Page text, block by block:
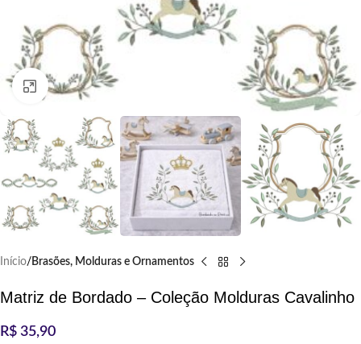
Clique para ampliar
Início Brasões, Molduras e Ornamentos
Matriz de Bordado – Coleção Molduras Cavalinho
R$ 35,90